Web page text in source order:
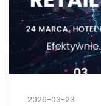
2026-03-23